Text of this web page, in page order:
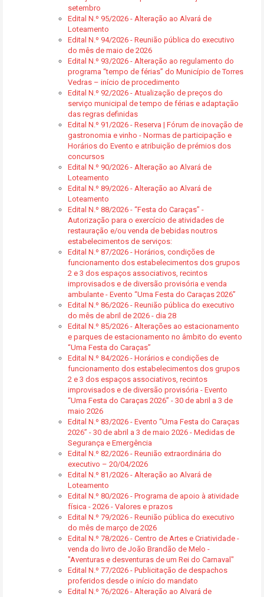
setembro
Edital N.º 95/2026 - Alteração ao Alvará de
Loteamento
Edital N.º 94/2026 - Reunião pública do executivo
do mês de maio de 2026
Edital N.º 93/2026 - Alteração ao regulamento do
programa “tempo de férias” do Município de Torres
Vedras – início de procedimento
Edital N.º 92/2026 - Atualização de preços do
serviço municipal de tempo de férias e adaptação
das regras definidas
Edital N.º 91/2026 - Reserva | Fórum de inovação de
gastronomia e vinho - Normas de participação e
Horários do Evento e atribuição de prémios dos
concursos
Edital N.º 90/2026 - Alteração ao Alvará de
Loteamento
Edital N.º 89/2026 - Alteração ao Alvará de
Loteamento
Edital N.º 88/2026 - “Festa do Caraças” -
Autorização para o exercício de atividades de
restauração e/ou venda de bebidas noutros
estabelecimentos de serviços:
Edital N.º 87/2026 - Horários, condições de
funcionamento dos estabelecimentos dos grupos
2 e 3 dos espaços associativos, recintos
improvisados e de diversão provisória e venda
ambulante - Evento “Uma Festa do Caraças 2026”
Edital N.º 86/2026 - Reunião pública do executivo
do mês de abril de 2026 - dia 28
Edital N.º 85/2026 - Alterações ao estacionamento
e parques de estacionamento no âmbito do evento
“Uma Festa do Caraças”
Edital N.º 84/2026 - Horários e condições de
funcionamento dos estabelecimentos dos grupos
2 e 3 dos espaços associativos, recintos
improvisados e de diversão provisória - Evento
“Uma Festa do Caraças 2026” - 30 de abril a 3 de
maio 2026
Edital N.º 83/2026 - Evento “Uma Festa do Caraças
2026” - 30 de abril a 3 de maio 2026 - Medidas de
Segurança e Emergência
Edital N.º 82/2026 - Reunião extraordinária do
executivo – 20/04/2026
Edital N.º 81/2026 - Alteração ao Alvará de
Loteamento
Edital N.º 80/2026 - Programa de apoio à atividade
física - 2026 - Valores e prazos
Edital N.º 79/2026 - Reunião pública do executivo
do mês de março de 2026
Edital N.º 78/2026 - Centro de Artes e Criatividade -
venda do livro de João Brandão de Melo -
"Aventuras e desventuras de um Rei do Carnaval"
Edital N.º 77/2026 - Publicitação de despachos
proferidos desde o início do mandato
Edital N.º 76/2026 - Alteração ao Alvará de